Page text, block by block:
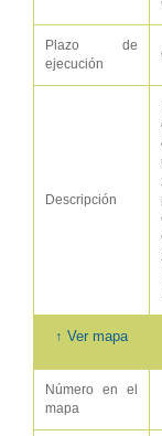
Plazo de
ejecución
Descripción
↑ Ver mapa
Número en el
mapa